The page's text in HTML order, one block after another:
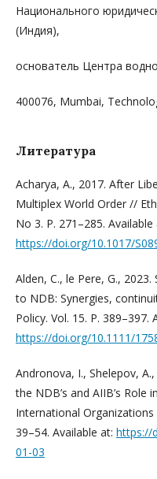
Национального
(Индия),
основатель Центра
400076, Mumbai,
Литература
Acharya, A., 2017. After
Multiplex World Order //
No 3. P. 271–285. Available
https://doi.org/10.1017/
Alden, C., le Pere, G.,
to NDB: Synergies,
Policy. Vol. 15. P. 389–397.
https://doi.org/10.1111/
Andronova, I., Shelepov,
the NDB’s and AIIB’s Role
International Organizations
39–54. Available at: https://
01-03